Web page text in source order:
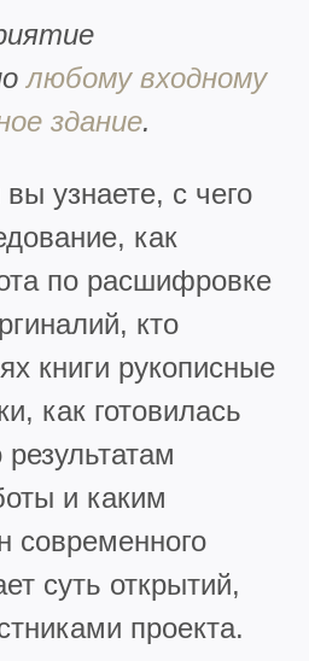
любому входному
здание.
узнаете, с чего
как
по расшифровке
кто
книги рукописные
как готовилась
и каким
современного
суть открытий,
проекта.